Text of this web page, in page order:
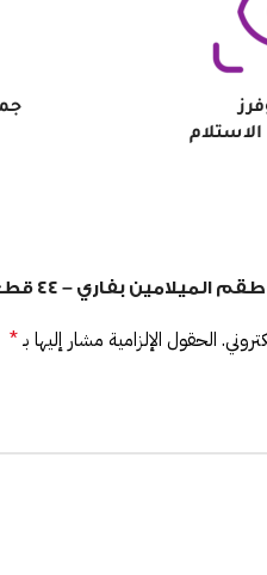
الحقول الإلزامية مشار إليها بـ*